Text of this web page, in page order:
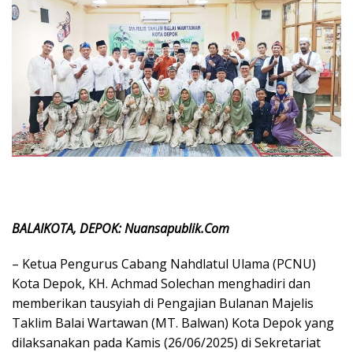
BALAIKOTA, DEPOK: Nuansapublik.Com
– Ketua Pengurus Cabang Nahdlatul Ulama (PCNU)
Kota Depok, KH. Achmad Solechan menghadiri dan
memberikan tausyiah di Pengajian Bulanan Majelis
Taklim Balai Wartawan (MT. Balwan) Kota Depok yang
dilaksanakan pada Kamis (26/06/2025) di Sekretariat